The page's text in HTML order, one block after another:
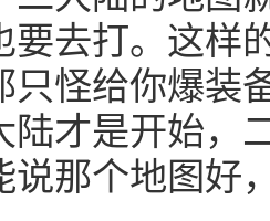
要去打。这样
只怪给你爆装
陆才是开始，
说那个地图好